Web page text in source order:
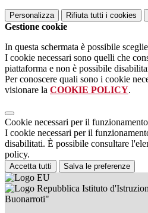
Personalizza Rifiuta tutti i cookies
Gestione cookie
In questa schermata è possibile
I cookie necessari sono quelli che
piattaforma e non è possibile
Per conoscere quali sono i cookie
visionare la COOKIE POLICY.
Cookie necessari per il funzionamento
I cookie necessari per il
disabilitati. È possibile consultare
policy.
Accetta tutti Salva le preferenze
Istituto
Buonarroti"